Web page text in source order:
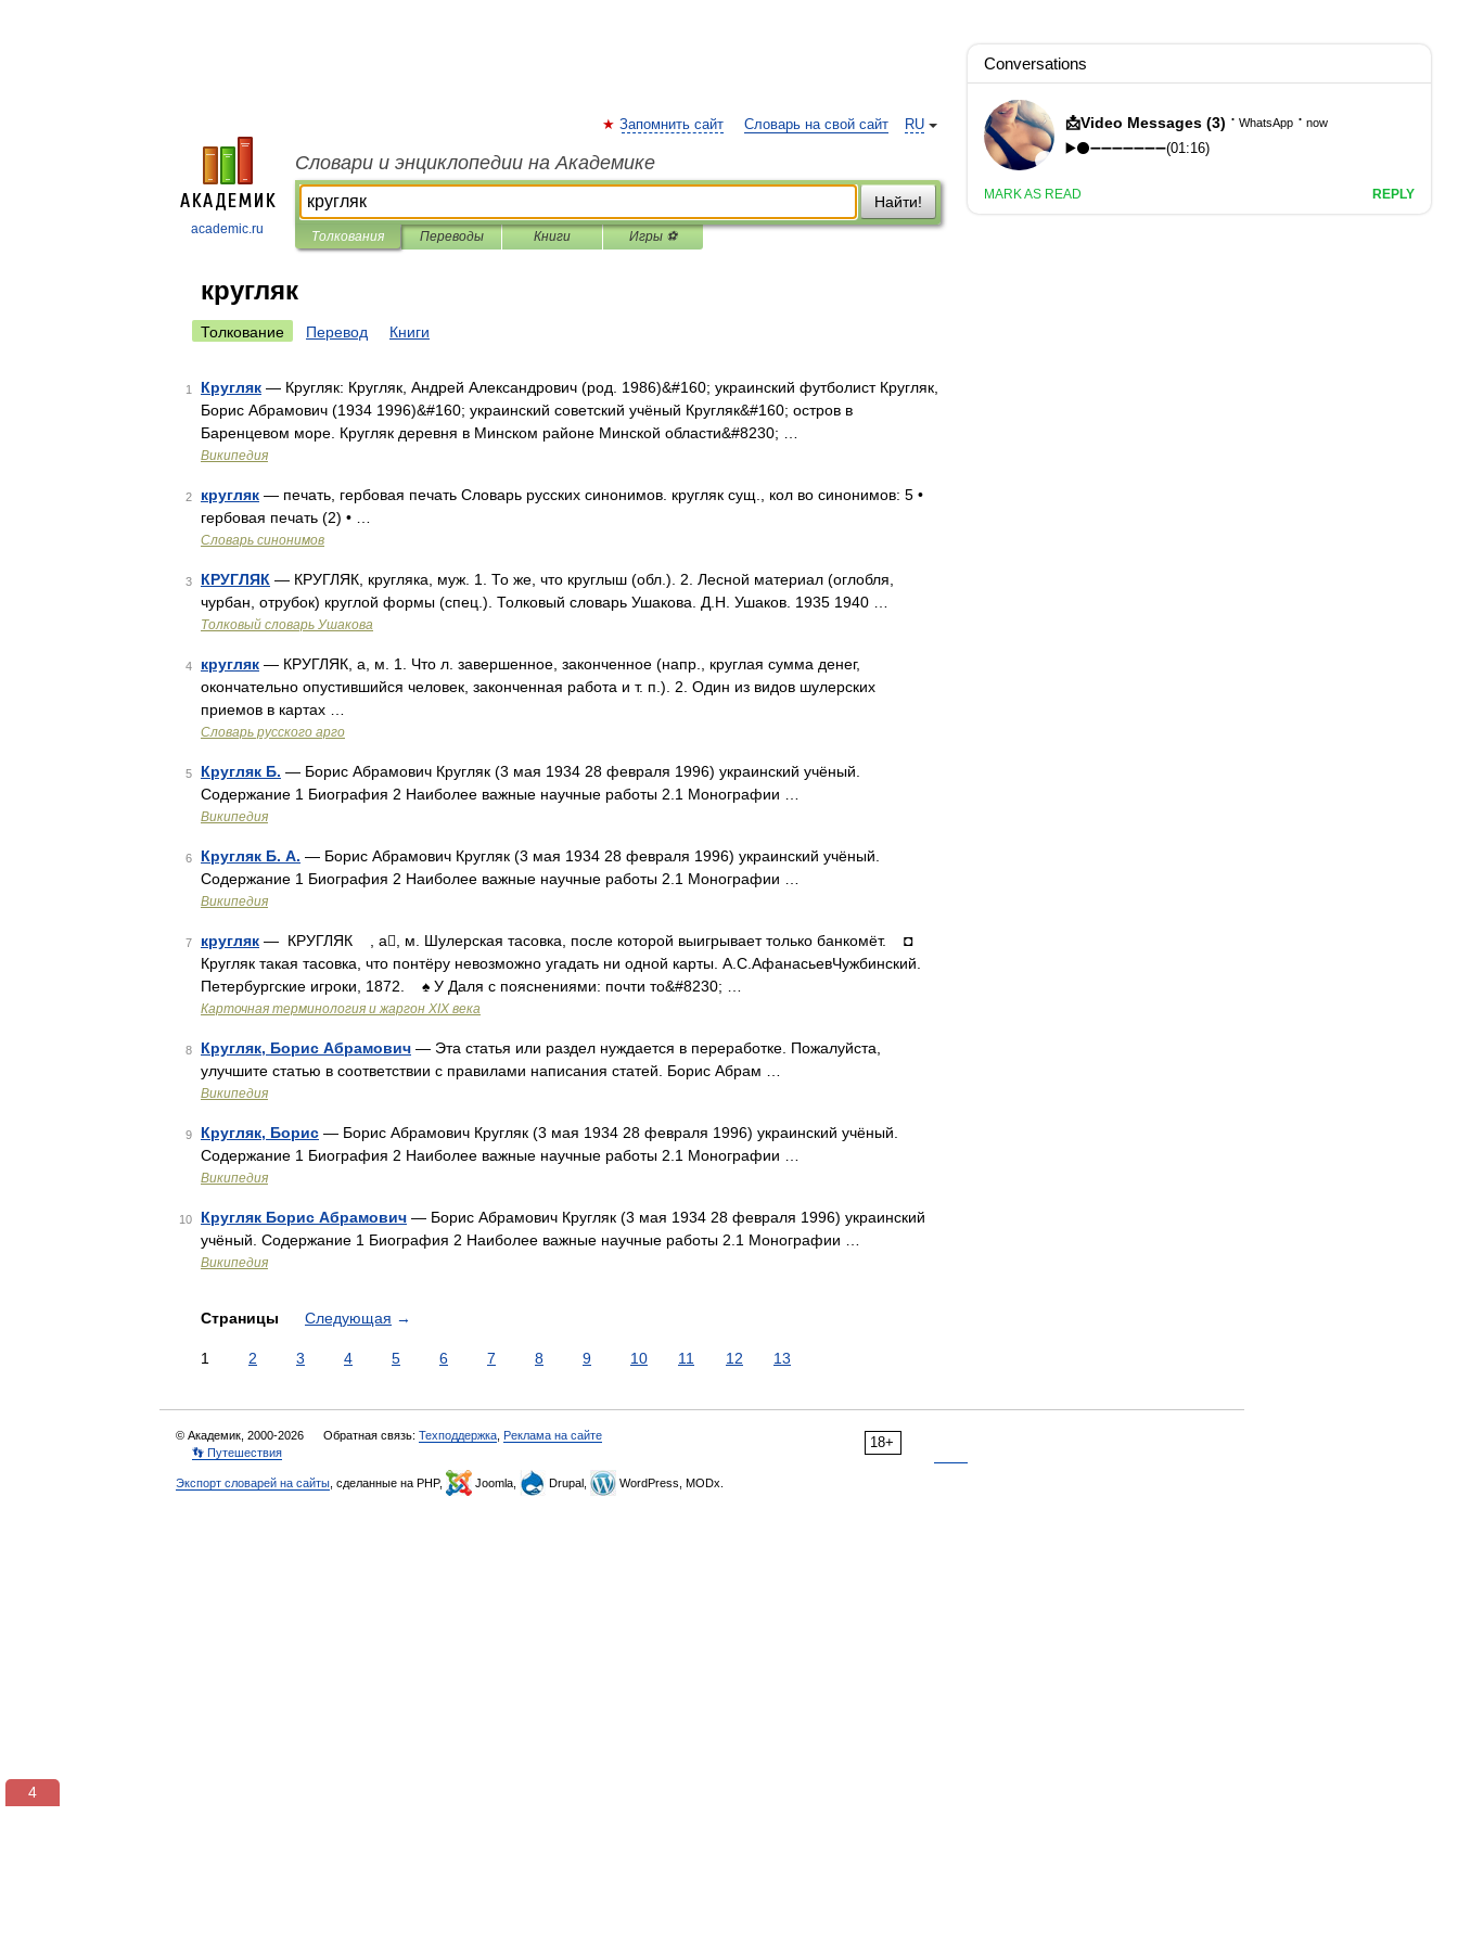
academic.ru
RU
Запомнить сайт Словарь на свой сайт
Словари и энциклопедии на Академике
Найти!
Толкования Переводы Книги Игры ⚽
кругляк
Толкование Перевод Книги
1 Кругляк — Кругляк: Кругляк, Андрей Александрович (род. 1986)&#160; украинский футболист Кругляк,
Борис Абрамович (1934 1996)&#160; украинский советский учёный Кругляк&#160; остров в
Баренцевом море. Кругляк деревня в Минском районе Минской области&#8230; …
Википедия
2 кругляк — печать, гербовая печать Словарь русских синонимов. кругляк сущ., кол во синонимов: 5 •
гербовая печать (2) • …
Словарь синонимов
3 КРУГЛЯК — КРУГЛЯК, кругляка, муж. 1. То же, что круглыш (обл.). 2. Лесной материал (оглобля,
чурбан, отрубок) круглой формы (спец.). Толковый словарь Ушакова. Д.Н. Ушаков. 1935 1940 …
Толковый словарь Ушакова
4 кругляк — КРУГЛЯК, а, м. 1. Что л. завершенное, законченное (напр., круглая сумма денег,
окончательно опустившийся человек, законченная работа и т. п.). 2. Один из видов шулерских
приемов в картах …
Словарь русского арго
5 Кругляк Б. — Борис Абрамович Кругляк (3 мая 1934 28 февраля 1996) украинский учёный.
Содержание 1 Биография 2 Наиболее важные научные работы 2.1 Монографии …
Википедия
6 Кругляк Б. А. — Борис Абрамович Кругляк (3 мая 1934 28 февраля 1996) украинский учёный.
Содержание 1 Биография 2 Наиболее важные научные работы 2.1 Монографии …
Википедия
7 кругляк — КРУГЛЯК , а, м. Шулерская тасовка, после которой выигрывает только банкомёт. ◘
Кругляк такая тасовка, что понтёру невозможно угадать ни одной карты. А.С.АфанасьевЧужбинский.
Петербургские игроки, 1872. ♠ У Даля с пояснениями: почти то&#8230; …
Карточная терминология и жаргон XIX века
8 Кругляк, Борис Абрамович — Эта статья или раздел нуждается в переработке. Пожалуйста,
улучшите статью в соответствии с правилами написания статей. Борис Абрам …
Википедия
9 Кругляк, Борис — Борис Абрамович Кругляк (3 мая 1934 28 февраля 1996) украинский учёный.
Содержание 1 Биография 2 Наиболее важные научные работы 2.1 Монографии …
Википедия
10 Кругляк Борис Абрамович — Борис Абрамович Кругляк (3 мая 1934 28 февраля 1996) украинский
учёный. Содержание 1 Биография 2 Наиболее важные научные работы 2.1 Монографии …
Википедия
Страницы Следующая →
1 2 3 4 5 6 7 8 9 10 11 12 13
18+
© Академик, 2000-2026 Обратная связь: Техподдержка Реклама на сайте
👣 Путешествия
Экспорт словарей на сайты , сделанные на PHP, Joomla, Drupal, WordPress, MODx.
3